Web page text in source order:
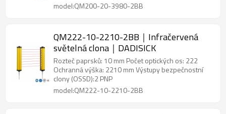
model:QM200-20-3980-2BB
QM222-10-2210-2BB｜Infračervená
světelná clona｜DADISICK
Rozteč paprsků: 10 mm Počet optických os: 222
Ochranná výška: 2210 mm Výstupy bezpečnostní
clony (OSSD):2 PNP
model:QM222-10-2210-2BB